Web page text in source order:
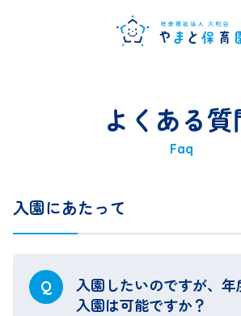
よくある質
Faq
入園にあたって
Q
入園したいのですが、年
入園は可能ですか？